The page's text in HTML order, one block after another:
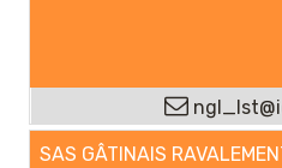
SAS GÂTINAIS